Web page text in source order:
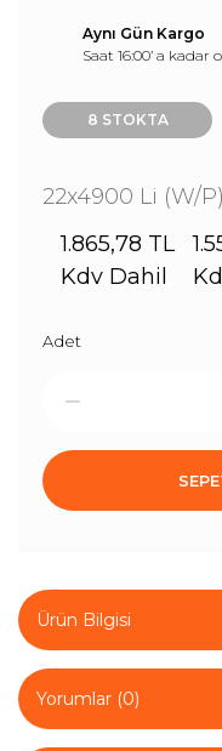
Aynı Gün Kargo
Saat 16:00’ a kadar
8 STOKTA
22x4900 Li (W/
1.865,78 TL
Kdv Dahil
Adet
Ürün Bilgisi
Yorumlar (0)